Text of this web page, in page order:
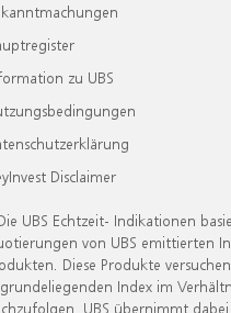
zu UBS
Disclaimer
UBS Echtzeit- Indikationen
von UBS emittierten
Diese Produkte
Index im
UBS übernimmt